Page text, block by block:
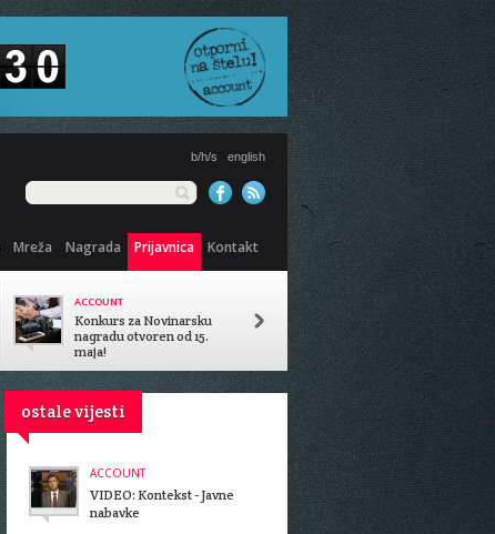
b/h/s english
Mreža Nagrada Prijavnica Kontakt
ACCOUNT
Konkurs za Novinarsku
nagradu otvoren od 15.
maja!
PREDSTAVLJENA ANALIZA
Koliko košta diploma u BiH?
ostale vijesti
ACCOUNT
VIDEO: Kontekst - Javne
nabavke